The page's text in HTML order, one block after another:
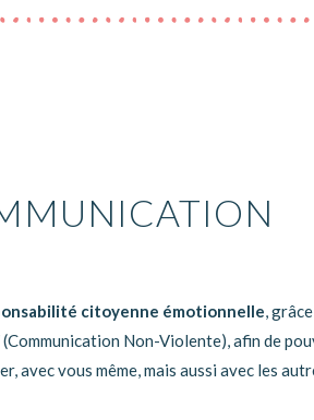
citoyenne émotionnelle ,
(Communication Non-Violente), afin de
avec vous même, mais aussi avec les